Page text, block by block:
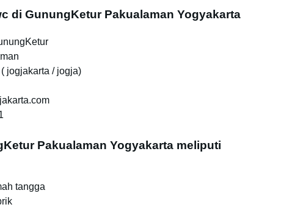
di GunungKetur Pakualaman Yogyakarta
jogjakarta / jogja)
Pakualaman Yogyakarta meliputi
tangga